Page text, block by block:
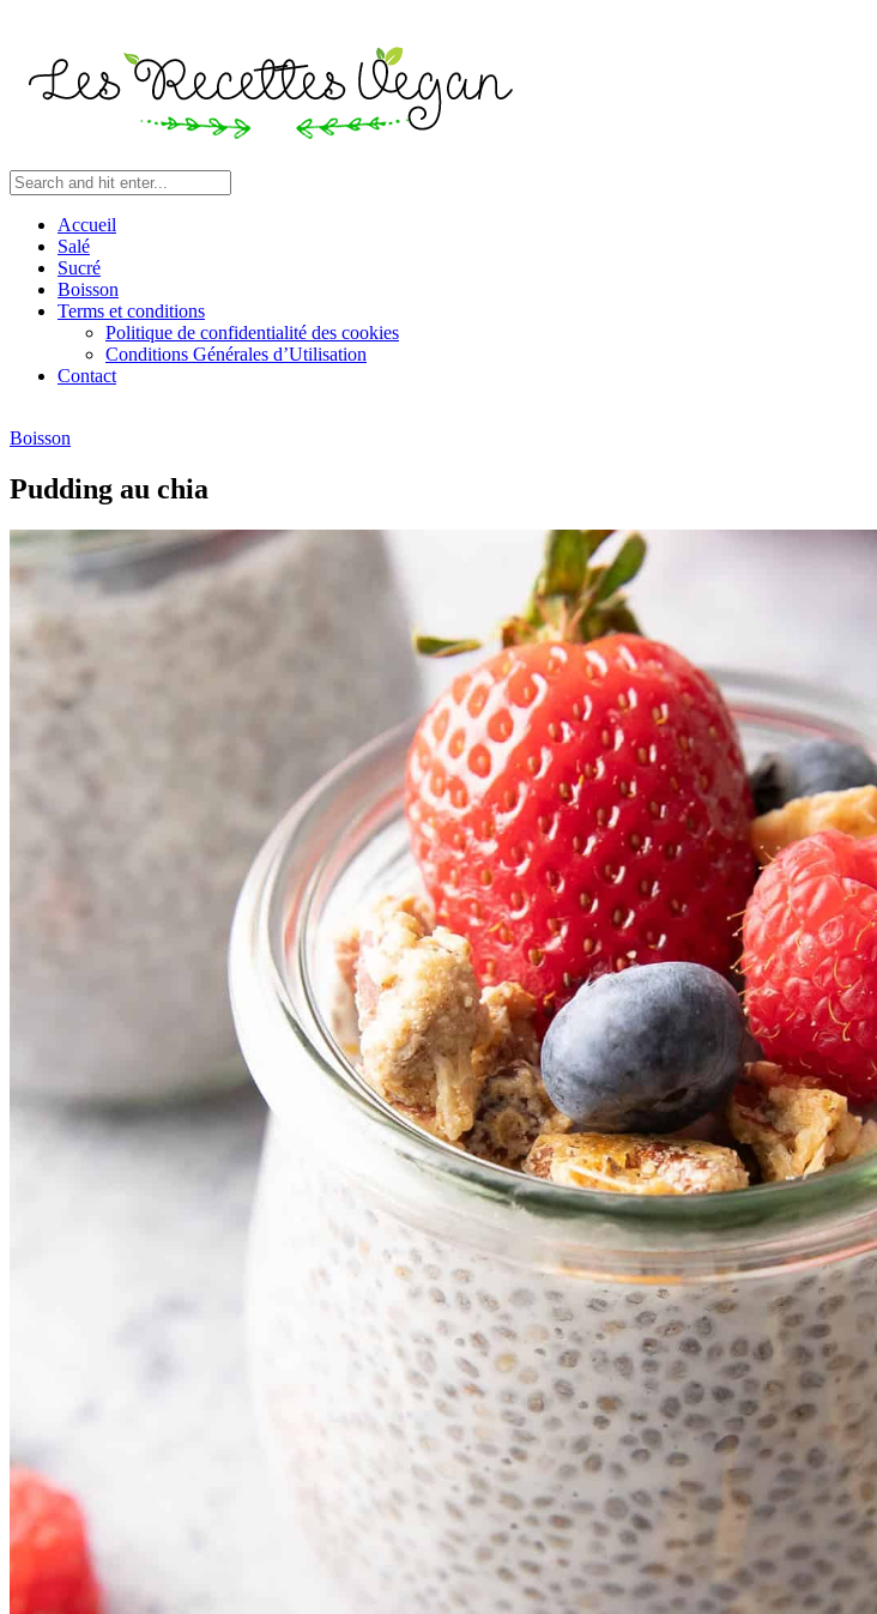
Accueil
Salé
Sucré
Boisson
Terms et conditions
Politique de confidentialité des cookies
Conditions Générales d’Utilisation
Contact
Boisson
Pudding au chia